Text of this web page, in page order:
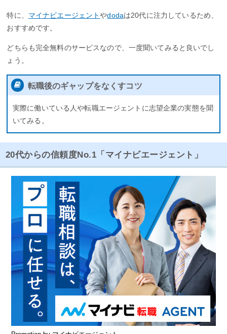
特に、 マイナビエージェントやdodaは20代に注力しているため、
おすすめです。
どちらも完全無料のサービスなので、一度聞いてみると良いでし
ょう。
転職後のギャップをなくすコツ
実際に働いている人や転職エージェントに志望企業の実態を聞
いてみる。
20代からの信頼度No.1「マイナビエージェント」